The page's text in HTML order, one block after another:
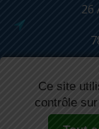
26
Réalisé par :
Conditions
Ce site
contrôle